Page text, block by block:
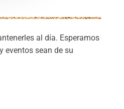
al día. Esperamos
eventos sean de su